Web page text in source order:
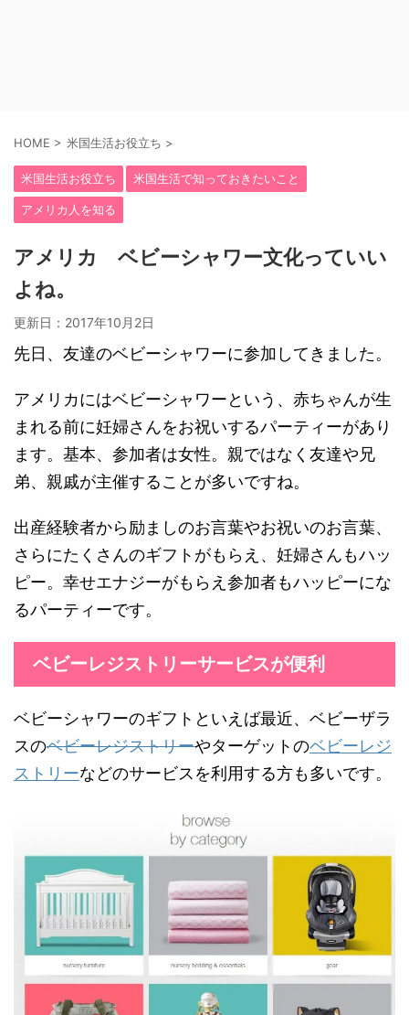
HOME > 米国生活お役立ち >
米国生活お役立ち 米国生活で知っておきたいこと
アメリカ人を知る
アメリカ ベビーシャワー文化っていい
よね。
更新日： 2017年10月2日
先日、友達のベビーシャワーに参加してきました。
アメリカにはベビーシャワーという、赤ちゃんが生
まれる前に妊婦さんをお祝いするパーティーがあり
ます。基本、参加者は女性。親ではなく友達や兄
弟、親戚が主催することが多いですね。
出産経験者から励ましのお言葉やお祝いのお言葉、
さらにたくさんのギフトがもらえ、妊婦さんもハッ
ピー。幸せエナジーがもらえ参加者もハッピーにな
るパーティーです。
ベビーレジストリーサービスが便利
ベビーシャワーのギフトといえば最近、ベビーザラ
スのベビーレジストリーやターゲットのベビーレジ
ストリーなどのサービスを利用する方も多いです。